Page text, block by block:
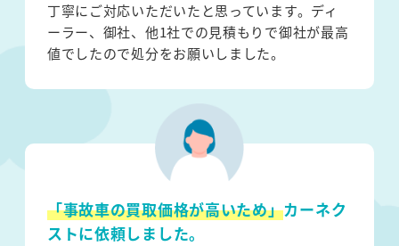
丁寧にご対応いただいたと思っています。ディ
ーラー、御社、他1社での見積もりで御社が最高
値でしたので処分をお願いしました。
「事故車の買取価格が高いため」カーネク
ストに依頼しました。